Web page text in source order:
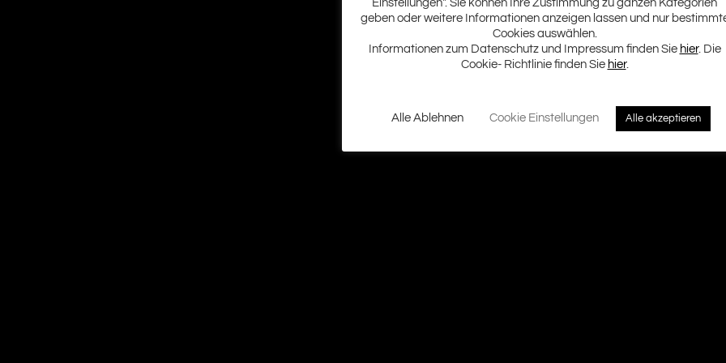
Einstellungen". Sie können Ihre Zustimmung zu ganzen Kategorien
geben oder weitere Informationen anzeigen lassen und nur
Cookies auswählen.
Informationen zum Datenschutz und Impressum finden Sie hier. Die
Cookie- Richtlinie finden Sie hier.
Alle Ablehnen Cookie Einstellungen Alle akzeptieren